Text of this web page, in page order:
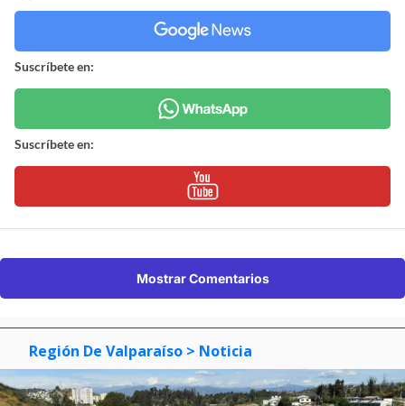
Suscríbete en:
Suscríbete en:
Mostrar Comentarios
Región De Valparaíso > Noticia